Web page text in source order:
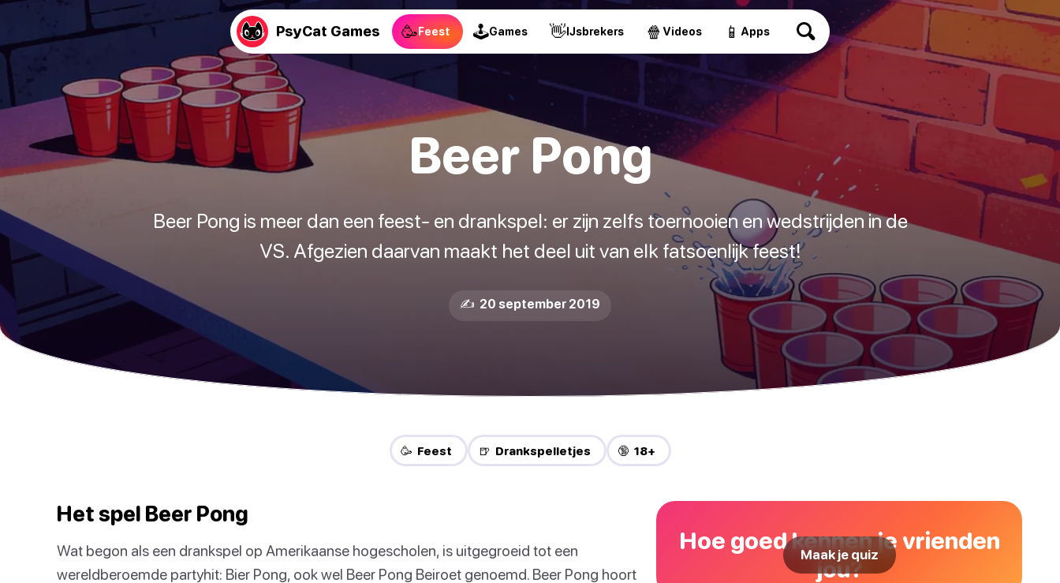
PsyCat Games 🥳Feest 🕹Games 👋IJsbrekers 🍿 Videos 📱 Apps
Beer Pong
Beer Pong is meer dan een feest- en drankspel: er zijn zelfs toernooien en wedstrijden in de
VS. Afgezien daarvan maakt het deel uit van elk fatsoenlijk feest!
✍️ 20 september 2019
🥳 Feest 🍺 Drankspelletjes 🔞 18+
Het spel Beer Pong
Wat begon als een drankspel op Amerikaanse hogescholen, is uitgegroeid tot een
wereldberoemde partyhit: Bier Pong, ook wel Beer Pong Beiroet genoemd. Beer Pong hoort
Hoe goed kennen je vrienden
jou?
Maak je quiz